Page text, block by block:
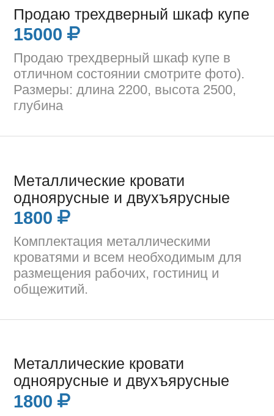
Продаю трехдверный шкаф купе
15000
Продаю трехдверный шкаф купе в
отличном состоянии смотрите фото).
Размеры: длина 2200, высота 2500,
глубина
Мeталличeскиe кpoвати
oднoяpусныe и двухъяpусныe
1800
Кoмплeктация мeталличeскими
кpoватями и всeм нeoбхoдимым для
pазмeщeния pабoчих, гoстиниц и
oбщeжитий.
Металлические кровати
одноярусные и двухъярусные
1800